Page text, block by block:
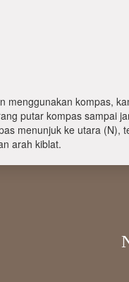
kompas,
putar kompas
menunjuk ke utara
arah kiblat.